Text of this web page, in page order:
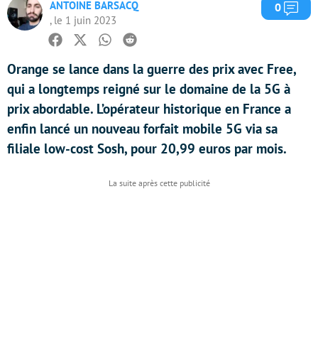
ANTOINE BARSACQ
, le 1 juin 2023
0
Facebook
TwitterWhatsapp
Reddit
Orange se lance dans la guerre des prix avec Free,
qui a longtemps reigné sur le domaine de la 5G à
prix abordable. L’opérateur historique en France a
enfin lancé un nouveau forfait mobile 5G via sa
filiale low-cost Sosh, pour 20,99 euros par mois.